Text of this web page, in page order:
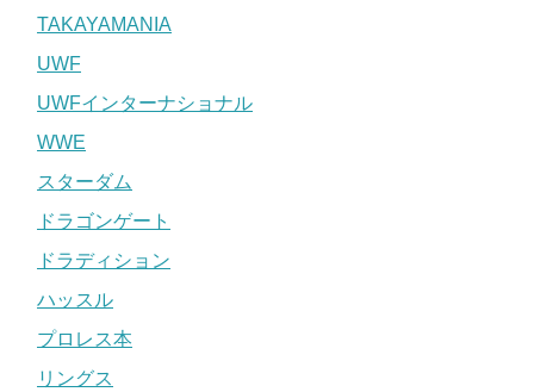
TAKAYAMANIA
UWF
UWFインターナショナル
WWE
スターダム
ドラゴンゲート
ドラディション
ハッスル
プロレス本
リングス